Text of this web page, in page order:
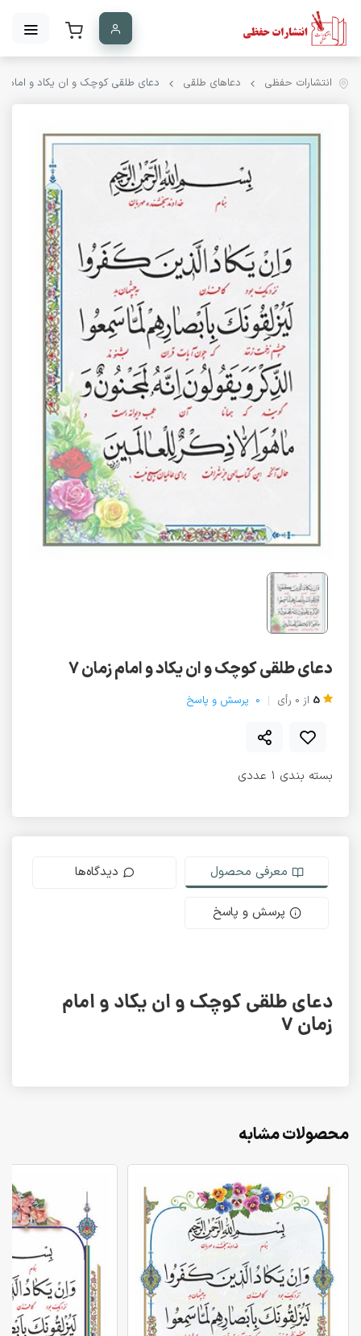
انتشارات حفظی دعاهای طلقی دعای طلقی کوچک و ان یکاد و امام
دعای طلقی کوچک و ان یکاد و امام زمان 7
5 از 0 رأی 0 پرسش و پاسخ
بسته بندی 1 عددی
معرفی محصول دیدگاه‌ها
پرسش و پاسخ
دعای طلقی کوچک و ان یکاد و امام
زمان 7
محصولات مشابه